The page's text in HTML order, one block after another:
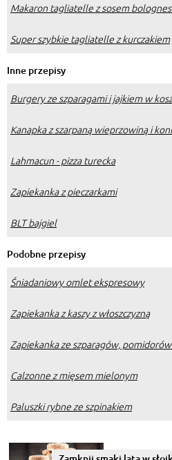
Makaron tagliatelle z sosem
Super szybkie tagliatelle z kurczakiem
Inne przepisy
Burgery ze szparagami i jajkiem w
Kanapka z szarpaną wieprzowiną i
Lahmacun - pizza turecka
Zapiekanka z pieczarkami
BLT bajgiel
Podobne przepisy
Śniadaniowy omlet ekspresowy
Zapiekanka z kaszy z włoszczyzną
Zapiekanka ze szparagów,
Calzonne z mięsem mielonym
Paluszki rybne ze szpinakiem